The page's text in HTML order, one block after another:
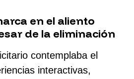
en el aliento
de la eliminación
contemplaba el
interactivas,